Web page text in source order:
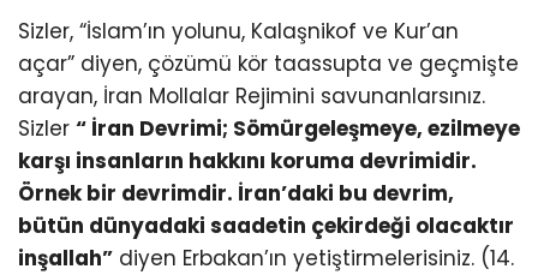
Sizler, “İslam’ın yolunu, Kalaşnikof ve Kur’an
açar” diyen, çözümü kör taassupta ve geçmişte
arayan, İran Mollalar Rejimini savunanlarsınız.
Sizler “ İran Devrimi; Sömürgeleşmeye, ezilmeye
karşı insanların hakkını koruma devrimidir.
Örnek bir devrimdir. İran’daki bu devrim,
bütün dünyadaki saadetin çekirdeği olacaktır
inşallah” diyen Erbakan’ın yetiştirmelerisiniz. (14.